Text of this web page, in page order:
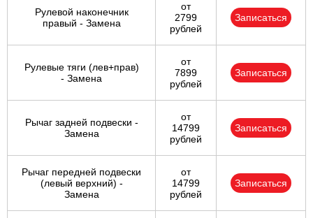
Рулевой наконечник
правый - Замена
от
2799
рублей
Записаться
Рулевые тяги (лев+прав)
- Замена
от
7899
рублей
Записаться
Рычаг задней подвески -
Замена
от
14799
рублей
Записаться
Рычаг передней подвески
(левый верхний) -
Замена
от
14799
рублей
Записаться